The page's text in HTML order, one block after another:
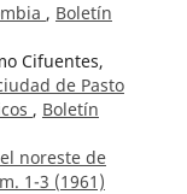
, Boletín
Cifuentes,
de Pasto
, Boletín
noreste de
1-3 (1961)